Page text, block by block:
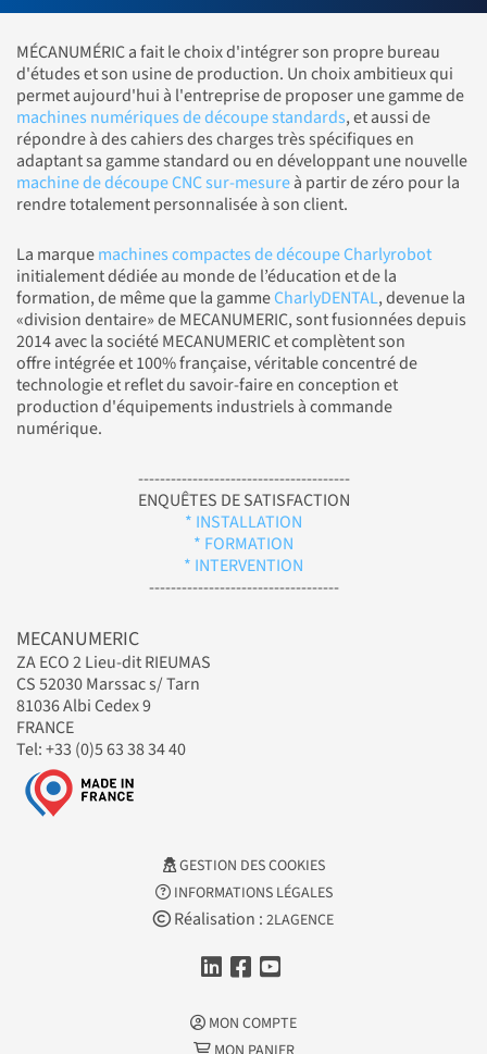
MÉCANUMÉRIC a fait le choix d'intégrer son propre bureau
d'études et son usine de production. Un choix ambitieux qui
permet aujourd'hui à l'entreprise de proposer une gamme de
machines numériques de découpe standards, et aussi de
répondre à des cahiers des charges très spécifiques en
adaptant sa gamme standard ou en développant une nouvelle
machine de découpe CNC sur-mesureà partir de zéro pour la
rendre totalement personnalisée à son client.
La marquemachines compactes de découpe Charlyrobot
initialement dédiée au monde de l’éducation et de la
formation, de même que la gammeCharlyDENTAL, devenue la
«division dentaire» de MECANUMERIC, sont fusionnées depuis
2014 avec la société MECANUMERIC et complètent son
offre intégrée et 100% française, véritable concentré de
technologie et reflet du savoir-faire en conception et
production d'équipements industriels à commande
numérique.
---------------------------------------
ENQUÊTES DE SATISFACTION
* INSTALLATION
* FORMATION
* INTERVENTION
-----------------------------------
MECANUMERIC
ZA ECO 2 Lieu-dit RIEUMAS
CS 52030 Marssac s/ Tarn
81036 Albi Cedex 9
FRANCE
Tel: +33 (0)5 63 38 34 40
GESTION DES COOKIES
INFORMATIONS LÉGALES
Réalisation : 2LAGENCE
MON COMPTE